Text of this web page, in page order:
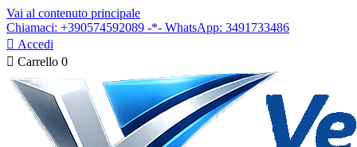
Vai al contenuto principale
Chiamaci: +390574592089 -*- WhatsApp: 3491733486
 Accedi
 Carrello 0